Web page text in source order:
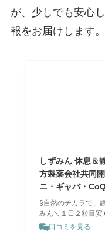
が、少しでも安心
報をお届けします。
しずみん 休息＆
方製薬会社共同
ニ・ギャバ・
§自然のチカラで、
みん＼１日２粒目安
口コミを見る